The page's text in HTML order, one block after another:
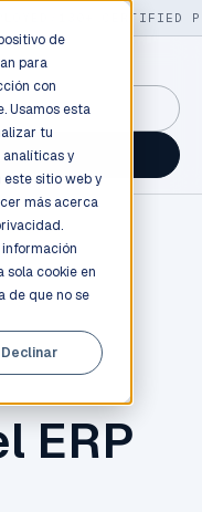
de
para
con
Usamos esta
tu
y
sitio web y
más acerca
sola cookie en
de que no se
Declinar
130+ CERTIFIED
→
→
ERP